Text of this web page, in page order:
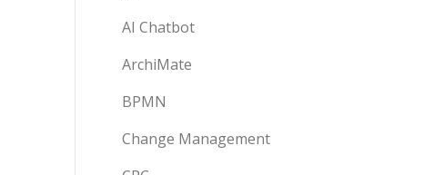
AI Chatbot
ArchiMate
BPMN
Change Management